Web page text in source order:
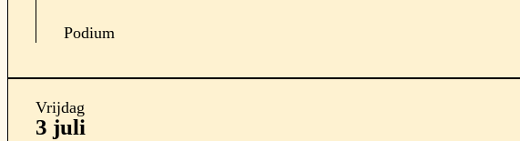
Podium
Vrijdag
3 juli